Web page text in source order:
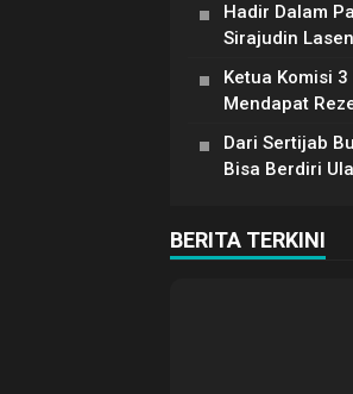
Hadir Dalam
Sirajudin
Ketua Komisi
Mendapat
Dari Sertijab
Bisa Berdiri
BERITA TERKINI